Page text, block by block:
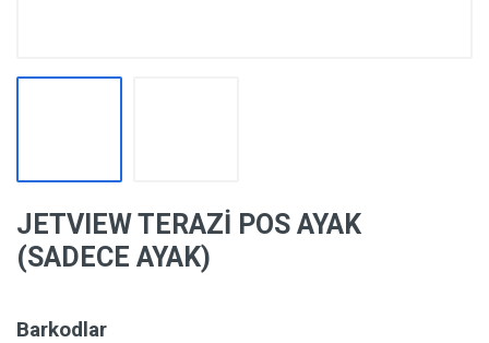
JETVIEW TERAZİ POS AYAK
(SADECE AYAK)
Barkodlar